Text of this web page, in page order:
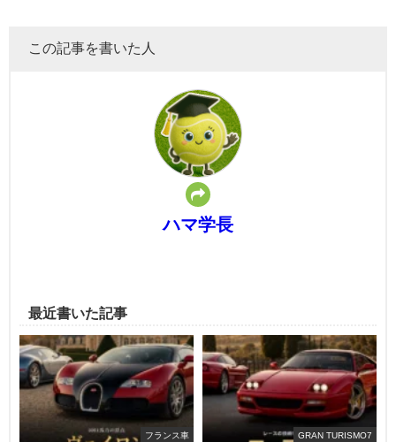
この記事を書いた人
ハマ学長
最近書いた記事
フランス車 GRAN TURISMO7